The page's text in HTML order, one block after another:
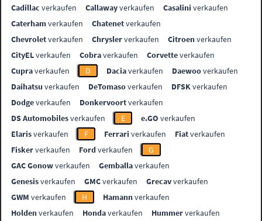
Cadillac verkaufen Callawayverkaufen Casalini verkaufen
Caterhamverkaufen Chatenetverkaufen
Chevroletverkaufen Chryslerverkaufen Citroenverkaufen
CityELverkaufen Cobraverkaufen Corvetteverkaufen
Cupraverkaufen D Daciaverkaufen Daewooverkaufen
Daihatsu verkaufen DeTomasoverkaufen DFSKverkaufen
Dodgeverkaufen Donkervoortverkaufen
DS Automobilesverkaufen E e.GO verkaufen
Elarisverkaufen F Ferrari verkaufen Fiatverkaufen
Fiskerverkaufen Fordverkaufen
G
GAC Gonowverkaufen Gemballaverkaufen
Genesisverkaufen GMCverkaufen Grecavverkaufen
GWM verkaufen H Hamannverkaufen
Holdenverkaufen Hondaverkaufen Hummerverkaufen